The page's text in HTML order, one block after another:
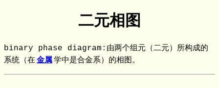
二元相图
binary phase diagram:由两个组元（二元）所构成的
系统（在金属学中是合金系）的相图。